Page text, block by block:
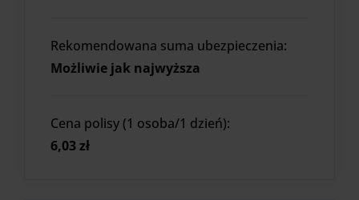
Rekomendowana suma ubezpieczenia:
Możliwie jak najwyższa
Cena polisy (1 osoba/1 dzień):
6,03 zł